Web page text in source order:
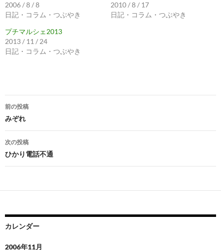
2006 / 8 / 8
日記・コラム・つぶやき
2010 / 8 / 17
日記・コラム・つぶやき
プチマルシェ2013
2013 / 11 / 24
日記・コラム・つぶやき
投
稿
ナ
ビ
ゲ
ー
ョ
ン
前の投稿
みぞれ
次の投稿
ひかり電話不通
カレンダー
2006年11月